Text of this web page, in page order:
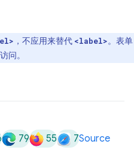
，不应用来替代 <label>。表单
问。
79 55 7Source